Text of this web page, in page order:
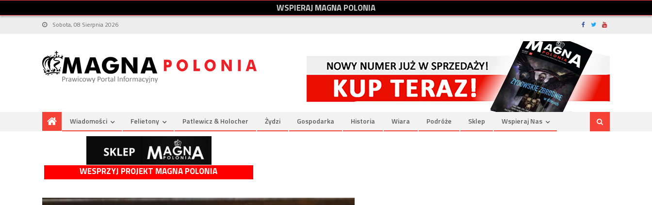
WSPIERAJMAGNAPOLONIA
Sobota, 08 Sierpnia 2026
Wiadomości Felietony Patlewicz & Holocher Żydzi Gospodarka Historia Wiara Podróże Sklep Wspieraj Nas
WESPRZYJ PROJEKT MAGNA POLONIA